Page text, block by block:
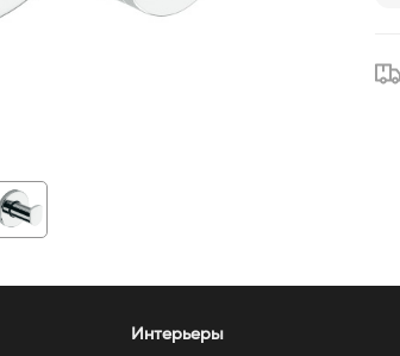
Интерьеры